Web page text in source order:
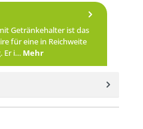
Getränkehalter ist das
für eine in Reichweite
Er i… Mehr